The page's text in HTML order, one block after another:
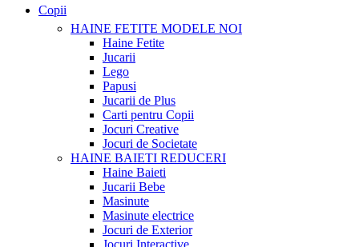
Copii
HAINE FETITE MODELE NOI
Haine Fetite
Jucarii
Lego
Papusi
Jucarii de Plus
Carti pentru Copii
Jocuri Creative
Jocuri de Societate
HAINE BAIETI REDUCERI
Haine Baieti
Jucarii Bebe
Masinute
Masinute electrice
Jocuri de Exterior
Jocuri Interactive